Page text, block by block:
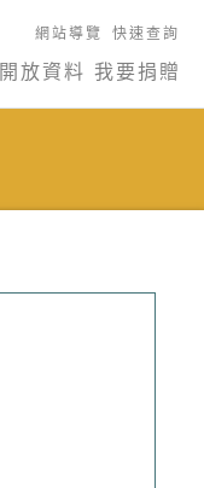
網站導覽 快速查詢
開放資料 我要捐贈